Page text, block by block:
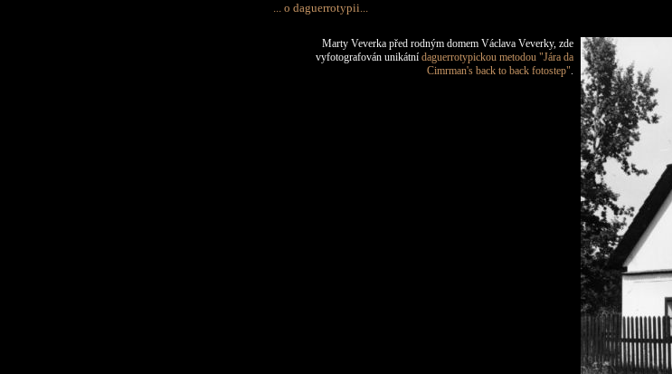
... o daguerrotypii...
Marty Veverka před rodným domem Václava Veverky, zde
vyfotografován unikátní daguerrotypickou metodou "Jára da
Cimrman's back to back fotostep".